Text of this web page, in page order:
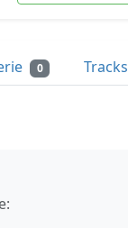
0 Tracks